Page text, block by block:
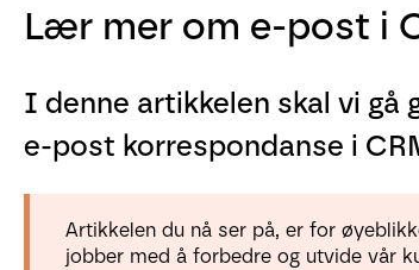
Lær mer om e-post i
I denne artikkelen skal vi gå
e-post korrespondanse i
Artikkelen du nå ser på, er for
jobber med å forbedre og utvide vår